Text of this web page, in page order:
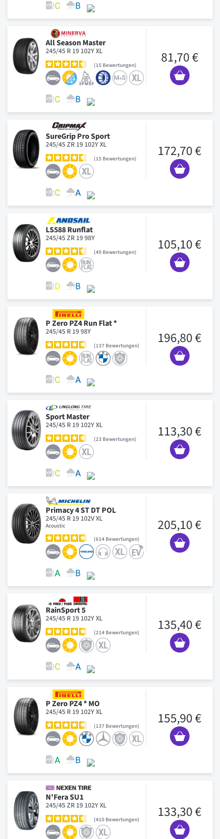
All Season Master
245/45 R 19 102Y XL
15 Bewertungen 81,70 €
SureGrip Pro Sport
245/45 ZR 19 102Y XL
15 Bewertungen 172,70 €
LS588 Runflat
245/45 ZR 19 98Y
49 Bewertungen 105,10 €
P Zero PZ4 Run Flat *
245/45 R 19 98Y
137 Bewertungen 196,80 €
Sport Master
245/45 R 19 102Y XL
23 Bewertungen 113,30 €
Primacy 4 ST DT POL
245/45 R 19 102V XL
Acoustic
614 Bewertungen
205,10 €
RainSport 5
245/45 R 19 102Y XL
214 Bewertungen 135,40 €
P Zero PZ4 * MO
245/45 R 19 102Y XL
137 Bewertungen 155,90 €
N'Fera SU1
245/45 ZR 19 102Y XL
410 Bewertungen 133,30 €